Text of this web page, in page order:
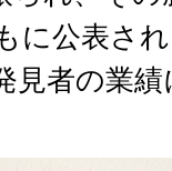
に公表さ
見者の業